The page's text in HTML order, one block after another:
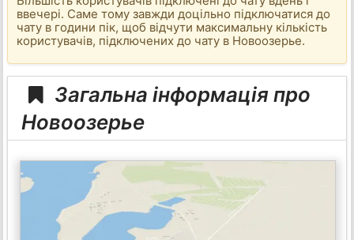
ввечері. Саме тому завжди доцільно підключатися до
чату в години пік, щоб відчути максимальну кількість
користувачів, підключених до чату в Новоозерье.
Загальна інформація про
Новоозерье